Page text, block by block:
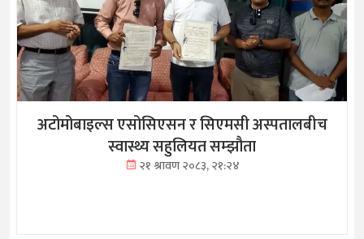
अटोमोबाइल्स एसोसिएसन र सिएमसी अस्पतालबीच
स्वास्थ्य सहुलियत सम्झौता
२१ श्रावण २०८३, २१:२४